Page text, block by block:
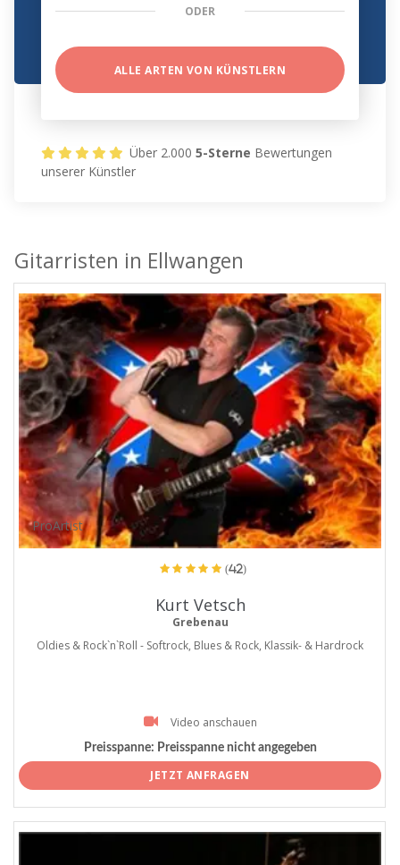
ODER
ALLE ARTEN VON KÜNSTLERN
Über 2.0005-Sterne Bewertungen
unserer Künstler
Gitarristen in Ellwangen
ProArtist
(42)
Kurt Vetsch
Grebenau
Oldies & Rock`n`Roll - Softrock, Blues & Rock, Klassik- & Hardrock
Video anschauen
Preisspanne: Preisspanne nicht angegeben
JETZT ANFRAGEN